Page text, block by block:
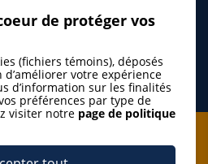
à l'infolettre
de protéger vos
(fichiers témoins), déposés
votre expérience
d’information sur les finalités
préférences par type de
visiter notre page de politique